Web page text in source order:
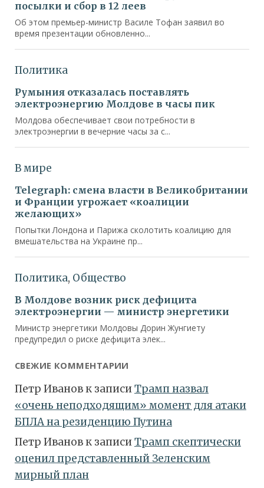
СВЕЖИЕ КОММЕНТАРИИ
Петр Ивановк записиТрамп назвал
«очень неподходящим» момент для атаки
БПЛА на резиденцию Путина
Петр Ивановк записиТрамп скептически
оценил представленный Зеленским
мирный план